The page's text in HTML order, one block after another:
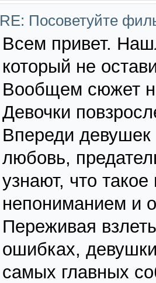
RE: Посоветуйте
Всем привет.
который не
Вообщем сюжет
Девочки
Впереди
любовь,
узнают, что
непониманием и
Переживая
ошибках,
самых главных